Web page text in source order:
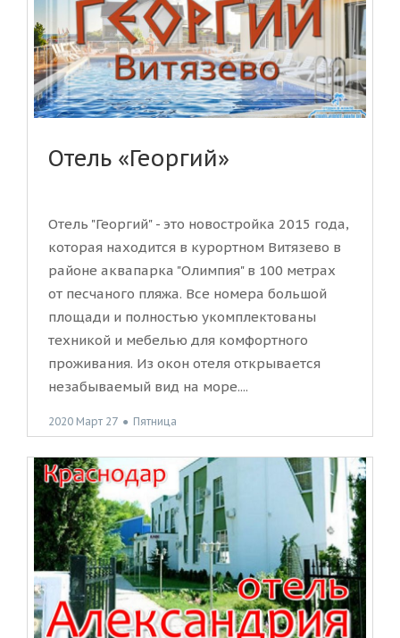
Отель «Георгий»
Отель "Георгий" - это новостройка 2015 года,
которая находится в курортном Витязево в
районе аквапарка "Олимпия" в 100 метрах
от песчаного пляжа. Все номера большой
площади и полностью укомплектованы
техникой и мебелью для комфортного
проживания. Из окон отеля открывается
незабываемый вид на море....
2020 Март 27 ● Пятница